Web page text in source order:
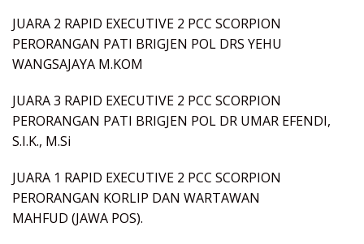
JUARA 2 RAPID EXECUTIVE 2 PCC SCORPION
PERORANGAN PATI BRIGJEN POL DRS YEHU
WANGSAJAYA M.KOM
JUARA 3 RAPID EXECUTIVE 2 PCC SCORPION
PERORANGAN PATI BRIGJEN POL DR UMAR EFENDI,
S.I.K., M.Si
JUARA 1 RAPID EXECUTIVE 2 PCC SCORPION
PERORANGAN KORLIP DAN WARTAWAN
MAHFUD (JAWA POS).